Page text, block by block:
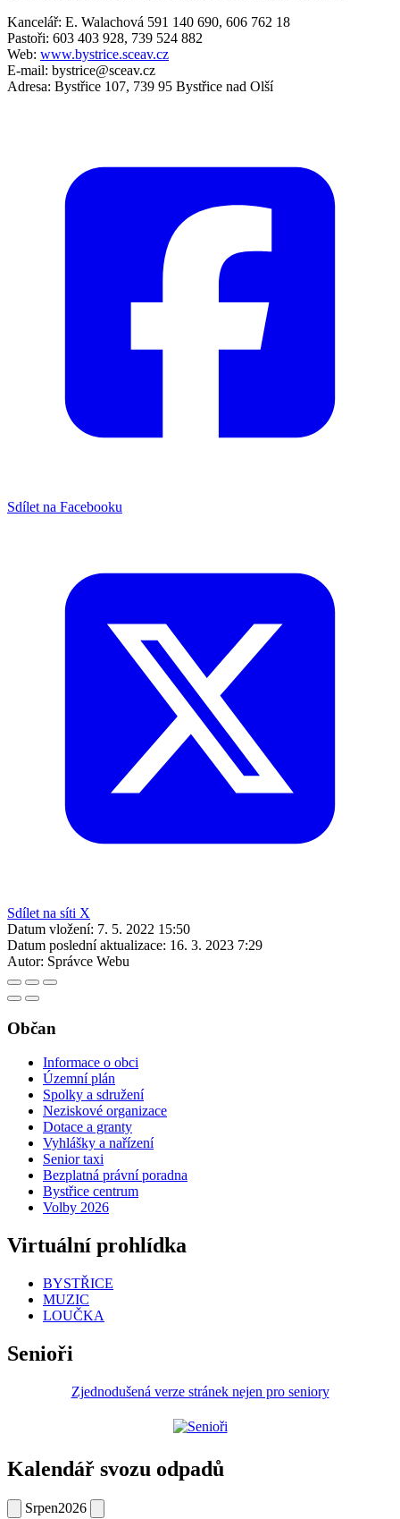
Kancelář: E. Walachová 591 140 690, 606 762 18
Pastoři: 603 403 928, 739 524 882
Web: www.bystrice.sceav.cz
E-mail: bystrice@sceav.cz
Adresa: Bystřice 107, 739 95 Bystřice nad Olší
Sdílet na Facebooku
Sdílet na síti X
Datum vložení: 7. 5. 2022 15:50
Datum poslední aktualizace: 16. 3. 2023 7:29
Autor: Správce Webu
Občan
Informace o obci
Územní plán
Spolky a sdružení
Neziskové organizace
Dotace a granty
Vyhlášky a nařízení
Senior taxi
Bezplatná právní poradna
Bystřice centrum
Volby 2026
Virtuální prohlídka
BYSTŘICE
MUZIC
LOUČKA
Senioři
Zjednodušená verze stránek nejen pro seniory
Kalendář svozu odpadů
Srpen2026